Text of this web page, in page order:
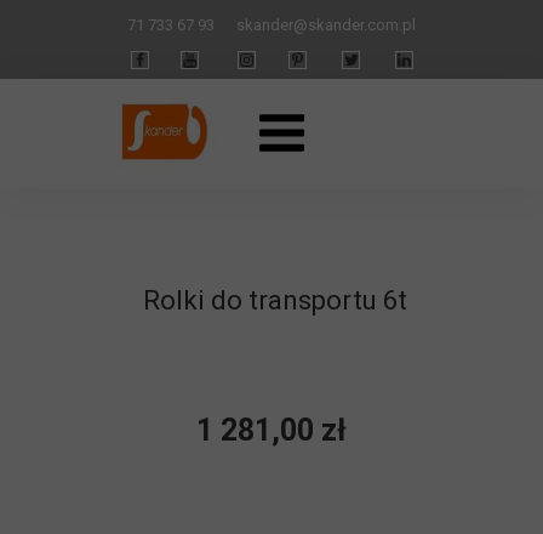
71 733 67 93 skander@skander.com.pl
Rolki do transportu 6t
1 281,00 zł